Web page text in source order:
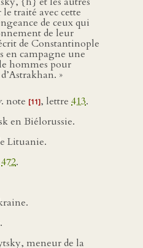
le traité avec cette
de ceux qui
de leur
de Constantinople
en campagne une
hommes pour
»
. note [11], lettre 413.
en Biélorussie.
Lituanie.
472.
meneur de la